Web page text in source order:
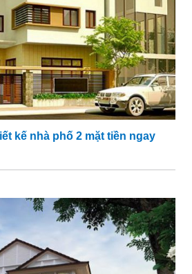
kế nhà phố 2 mặt tiền ngay